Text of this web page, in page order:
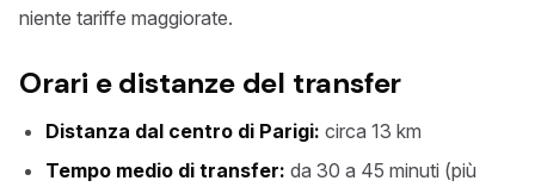
niente tariffe maggiorate.
Orari e distanze del transfer
Distanza dal centro di Parigi: circa 13 km
Tempo medio di transfer: da 30 a 45 minuti (più